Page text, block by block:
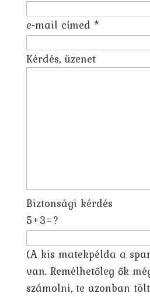
e-mail címed *
Kérdés, üzenet
Biztonsági kérdés
5+3=?
(A kis matekpélda a
van. Remélhetőleg ők
számolni, te azonban